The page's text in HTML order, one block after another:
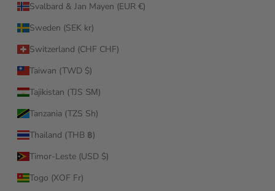
Svalbard & Jan Mayen (EUR €)
Sweden (SEK kr)
Switzerland (CHF CHF)
Taiwan (TWD $)
Tajikistan (TJS ЅМ)
Tanzania (TZS Sh)
Thailand (THB ฿)
Timor-Leste (USD $)
Togo (XOF Fr)